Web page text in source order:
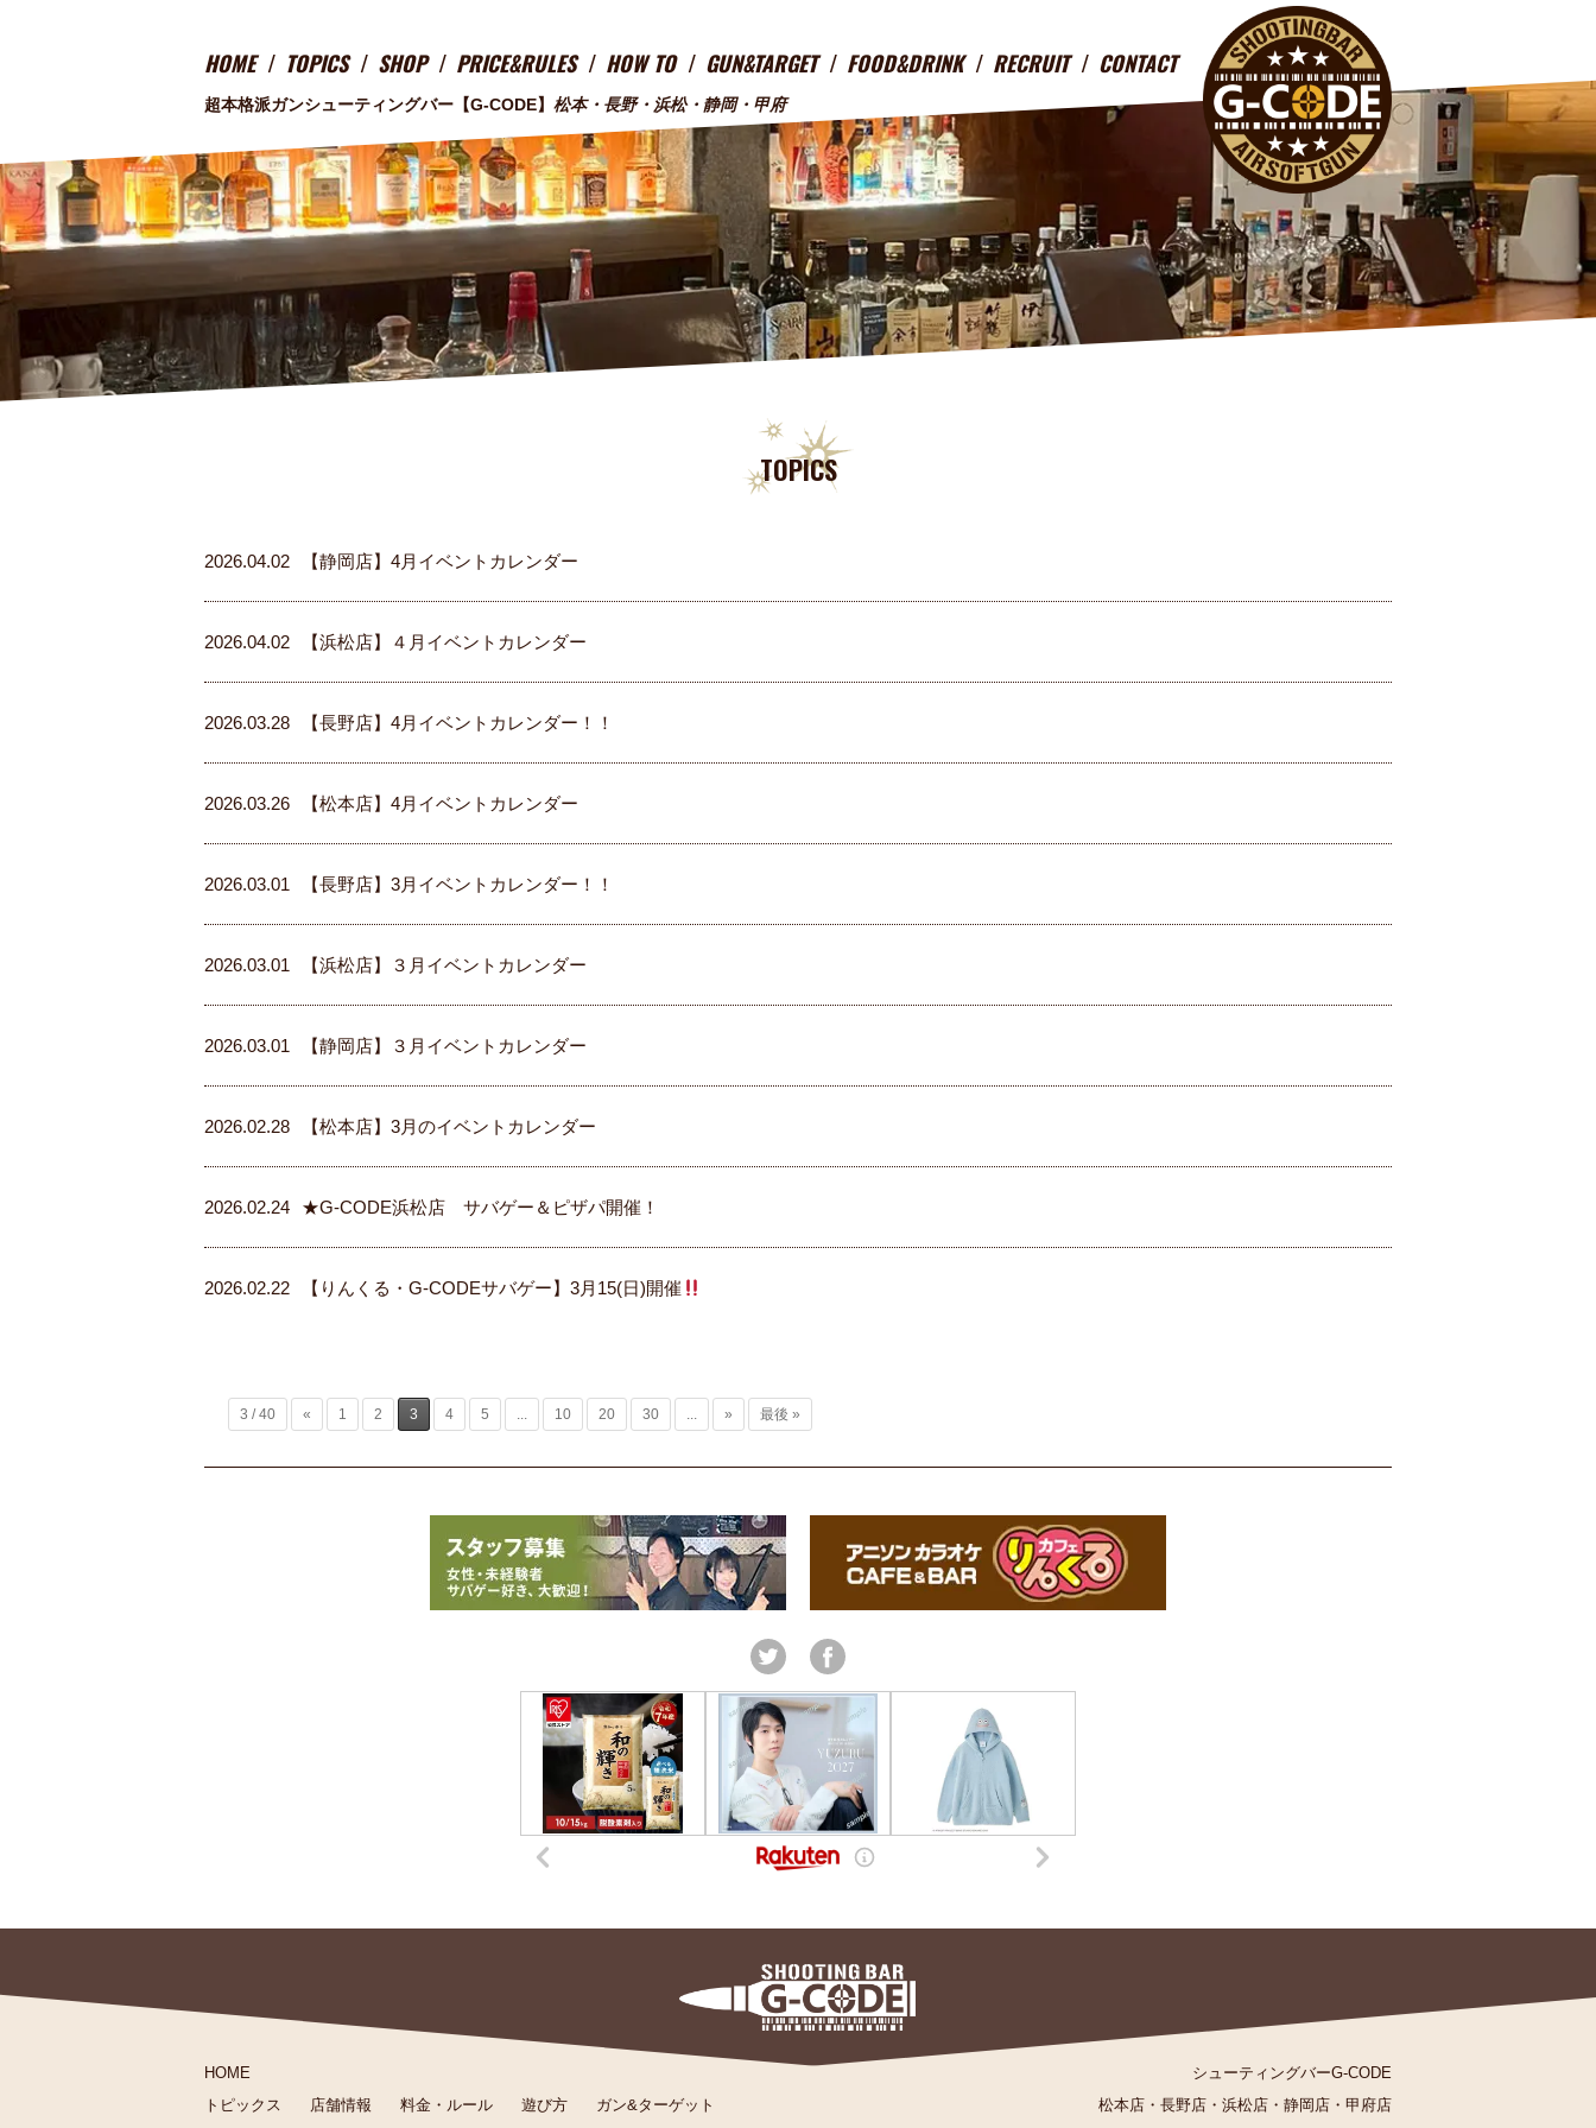
超本格派ガンシューティングバー 【G-CODE】 松本・長野・浜松・静岡・甲府
HOME TOPICS SHOP PRICE&RULES HOW TO GUN&TARGET FOOD&DRINK RECRUIT CONTACT
TOPICS
2026.04.02 【静岡店】4月イベントカレンダー
2026.04.02 【浜松店】４月イベントカレンダー
2026.03.28 【長野店】4月イベントカレンダー！！
2026.03.26 【松本店】4月イベントカレンダー
2026.03.01 【長野店】3月イベントカレンダー！！
2026.03.01 【浜松店】３月イベントカレンダー
2026.03.01 【静岡店】３月イベントカレンダー
2026.02.28 【松本店】3月のイベントカレンダー
2026.02.24 ★G-CODE浜松店 サバゲー＆ピザパ開催！
2026.02.22 【りんくる・G-CODEサバゲー】3月15(日)開催
3 / 40 « 1 2 3 4 5 ... 10 20 30 ... » 最後 »
HOME
トピックス
店舗情報 料金・ルール 遊び方 ガン&ターゲット
シューティングバーG-CODE
松本店 ・ 長野店 ・ 浜松店 ・ 静岡店 ・ 甲府店